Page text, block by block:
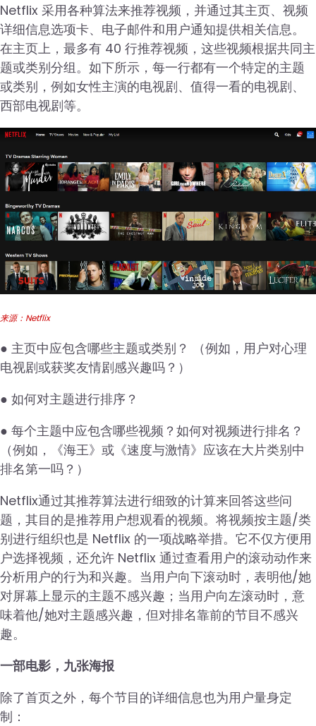
Netflix 采用各种算法来推荐视频，并通过其主页、视频
详细信息选项卡、电子邮件和用户通知提供相关信息。
在主页上，最多有 40 行推荐视频，这些视频根据共同主
题或类别分组。如下所示，每一行都有一个特定的主题
或类别，例如女性主演的电视剧、值得一看的电视剧、
西部电视剧等。
来源：Netflix
● 主页中应包含哪些主题或类别？ （例如，用户对心理
电视剧或获奖友情剧感兴趣吗？）
● 如何对主题进行排序？
● 每个主题中应包含哪些视频？如何对视频进行排名？
（例如，《海王》或《速度与激情》应该在大片类别中
排名第一吗？）
Netflix通过其推荐算法进行细致的计算来回答这些问
题，其目的是推荐用户想观看的视频。将视频按主题/类
别进行组织也是 Netflix 的一项战略举措。它不仅方便用
户选择视频，还允许 Netflix 通过查看用户的滚动动作来
分析用户的行为和兴趣。当用户向下滚动时，表明他/她
对屏幕上显示的主题不感兴趣；当用户向左滚动时，意
味着他/她对主题感兴趣，但对排名靠前的节目不感兴
趣。
一部电影，九张海报
除了首页之外，每个节目的详细信息也为用户量身定
制：